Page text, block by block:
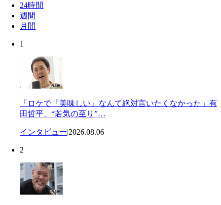
24時間
週間
月間
1
「ロケで『美味しい』なんて絶対言いたくなかった」有
田哲平、“若気の至り”…
インタビュー|2026.08.06
2